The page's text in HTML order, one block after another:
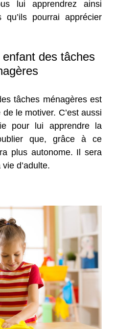
lui apprendrez ainsi
qu’ils pourrai apprécier
des tâches
tâches ménagères est
le motiver. C’est aussi
pour lui apprendre la
que, grâce à ce
plus autonome. Il sera
d’adulte.